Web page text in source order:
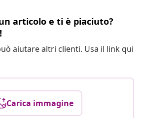
articolo e ti è piaciuto?
aiutare altri clienti. Usa il link qui
Carica immagine